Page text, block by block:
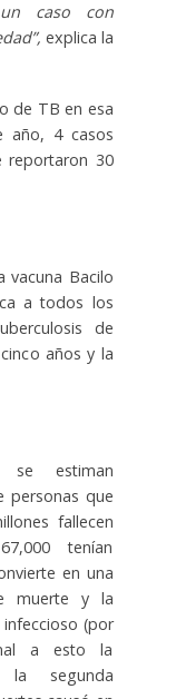
caso con
explica la
de TB en esa
año, 4 casos
reportaron 30
vacuna Bacilo
atodos los
de
años y la
estiman
personas que
fallecen
tenían
en una
muerte y la
(por
a esto la
la segunda